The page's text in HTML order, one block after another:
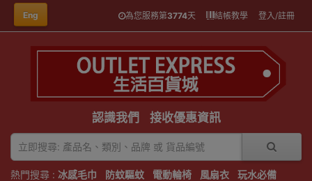
Eng 為您服務第3774天 結帳教學 登入/註冊
認識我們 接收優惠資訊
熱門搜尋 : 冰感毛巾 防蚊驅蚊 電動輪椅 風扇衣 玩水必備